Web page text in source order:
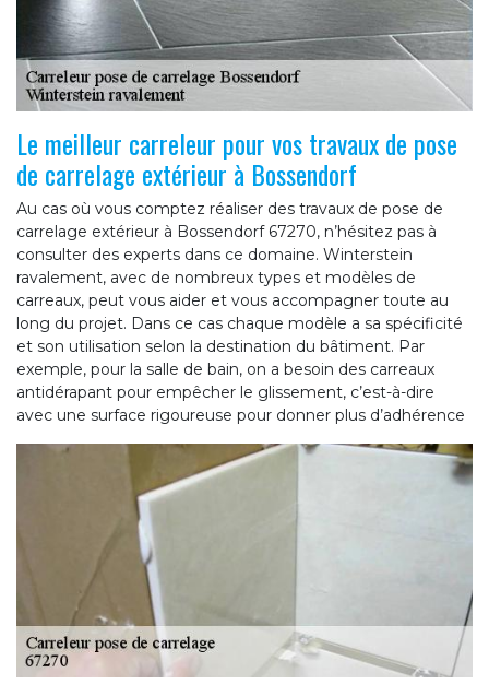
Le meilleur carreleur pour vos travaux de pose
de carrelage extérieur à Bossendorf
Au cas où vous comptez réaliser des travaux de pose de
carrelage extérieur à Bossendorf 67270, n’hésitez pas à
consulter des experts dans ce domaine. Winterstein
ravalement, avec de nombreux types et modèles de
carreaux, peut vous aider et vous accompagner toute au
long du projet. Dans ce cas chaque modèle a sa spécificité
et son utilisation selon la destination du bâtiment. Par
exemple, pour la salle de bain, on a besoin des carreaux
antidérapant pour empêcher le glissement, c’est-à-dire
avec une surface rigoureuse pour donner plus d’adhérence